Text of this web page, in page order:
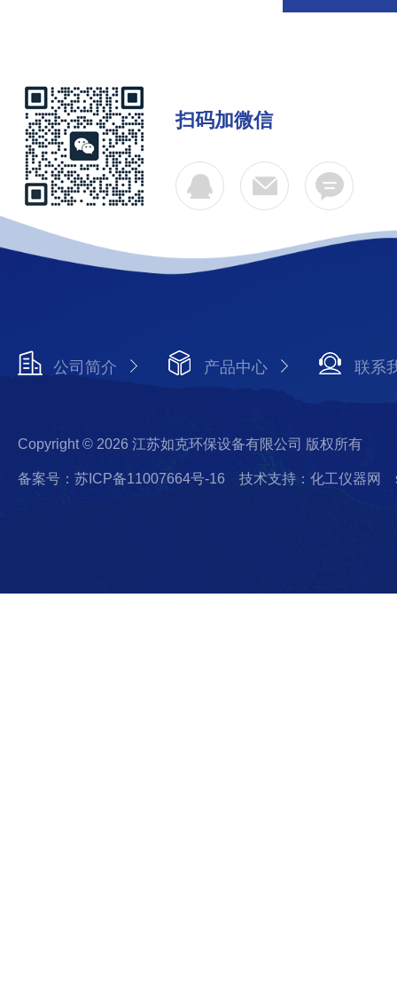
扫码加微信
公司简介 产品中心 联系
Copyright © 2026 江苏如克环保设备有限公司 版权所有
备案号：苏ICP备11007664号-16 技术支持：化工仪器网